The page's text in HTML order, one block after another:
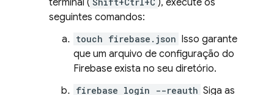
terminal (
), execute os
seguintes comandos:
touch firebase.json Isso garante
que um arquivo de configuração do
Firebase exista no seu diretório.
firebase login --reauth Siga as